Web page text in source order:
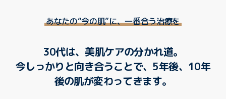
あなたの“今の肌”に、一番合う治療を
30代は、美肌ケアの分かれ道。
今しっかりと向き合うことで、5年後、10年
後の肌が変わってきます。